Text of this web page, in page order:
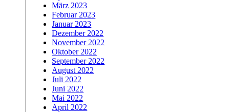
März 2023
Februar 2023
Januar 2023
Dezember 2022
November 2022
Oktober 2022
September 2022
August 2022
Juli 2022
Juni 2022
Mai 2022
April 2022